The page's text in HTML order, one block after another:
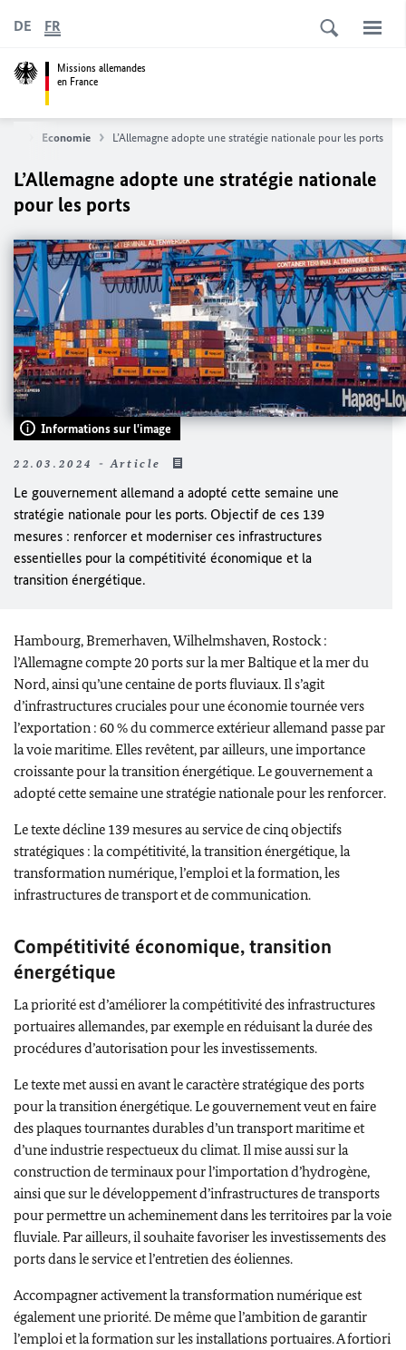
Missions allemandes
en France
DE FR
Economie L’Allemagne adopte une stratégie nationale pour les ports
L’Allemagne adopte une stratégie nationale
pour les ports
Informations sur l'image
22.03.2024 - Article
Le gouvernement allemand a adopté cette semaine une
stratégie nationale pour les ports. Objectif de ces 139
mesures : renforcer et moderniser ces infrastructures
essentielles pour la compétitivité économique et la
transition énergétique.
Hambourg,Bremerhaven,Wilhelmshaven, Rostock :
l’Allemagne compte 20 ports sur la mer Baltique et la mer du
Nord, ainsi qu’une centaine de ports fluviaux. Il s’agit
d’infrastructures cruciales pour une économie tournée vers
l’exportation : 60 % du commerce extérieur allemand passe par
la voie maritime. Elles revêtent, par ailleurs, une importance
croissante pour la transition énergétique. Le gouvernement a
adopté cette semaine une stratégie nationale pour les renforcer.
Le texte décline 139 mesures au service de cinq objectifs
stratégiques : la compétitivité, la transition énergétique, la
transformation numérique, l’emploi et la formation, les
infrastructures de transport et de communication.
Compétitivité économique, transition
énergétique
La priorité est d’améliorer la compétitivité des infrastructures
portuaires allemandes, par exemple en réduisant la durée des
procédures d’autorisation pour les investissements.
Le texte met aussi en avant le caractère stratégique des ports
pour la transition énergétique. Le gouvernement veut en faire
des plaques tournantes durables d’un transport maritime et
d’une industrie respectueux du climat. Il mise aussi sur la
construction de terminaux pour l’importation d’hydrogène,
ainsi que sur le développement d’infrastructures de transports
pour permettre un acheminement dans les territoires par la voie
fluviale. Par ailleurs, il souhaite favoriser les investissements des
ports dans le service et l’entretien des éoliennes.
Accompagner activement la transformation numérique est
également une priorité. De même que l’ambition de garantir
l’emploi et la formation sur les installations portuaires. A fortiori